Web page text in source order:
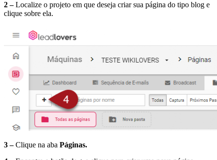
2 –Localize o projeto em que deseja criar sua página do tipo blog e
clique sobre ela.
3 –Clique na aba Páginas.